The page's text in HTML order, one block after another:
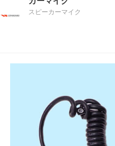
スピーカーマイク